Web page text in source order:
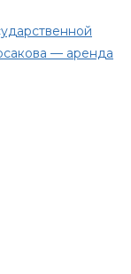
— аренда